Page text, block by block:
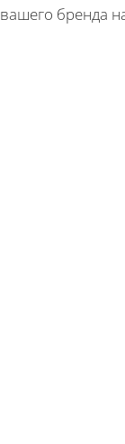
вашего бренда